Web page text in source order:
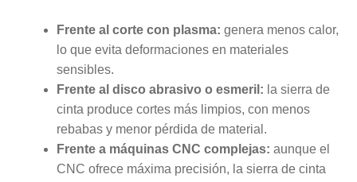
Frente al corte con plasma: genera menos calor,
lo que evita deformaciones en materiales
sensibles.
Frente al disco abrasivo o esmeril: la sierra de
cinta produce cortes más limpios, con menos
rebabas y menor pérdida de material.
Frente a máquinas CNC complejas: aunque el
CNC ofrece máxima precisión, la sierra de cinta